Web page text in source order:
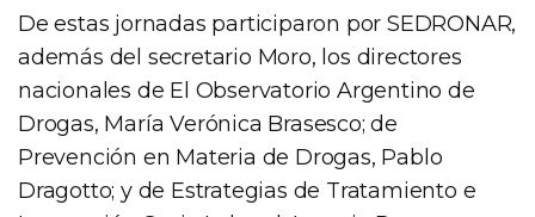
De estas jornadas participaron por SEDRONAR,
además del secretario Moro, los directores
nacionales de El Observatorio Argentino de
Drogas, María Verónica Brasesco; de
Prevención en Materia de Drogas, Pablo
Dragotto; y de Estrategias de Tratamiento e